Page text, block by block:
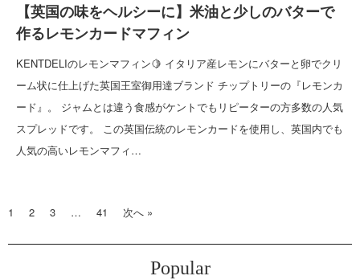
【英国の味をヘルシーに】米油と少しのバターで
作るレモンカードマフィン
KENTDELIのレモンマフィン🍋 イタリア産レモンにバターと卵でクリ
ーム状に仕上げた英国王室御用達ブランド チップトリーの『レモンカ
ード』。 ジャムとは違う食感がケントでもリピーターの方多数の人気
スプレッドです。 この英国伝統のレモンカードを使用し、英国内でも
人気の高いレモンマフィ…
1 2 3 … 41 次へ »
Popular